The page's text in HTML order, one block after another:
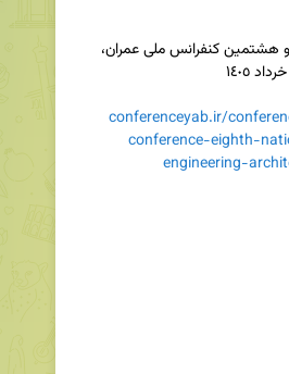
conferenceyab.ir/
conference-eighth-
engineering-